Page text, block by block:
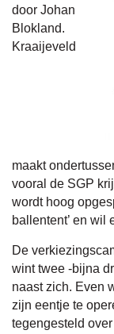
door Johan
Blokland.
Kraaijeveld
maakt
vooral de SGP
wordt hoog
ballentent’ en wil
De
wint twee -bijna
naast zich. Even
zijn eentje te
tegengesteld